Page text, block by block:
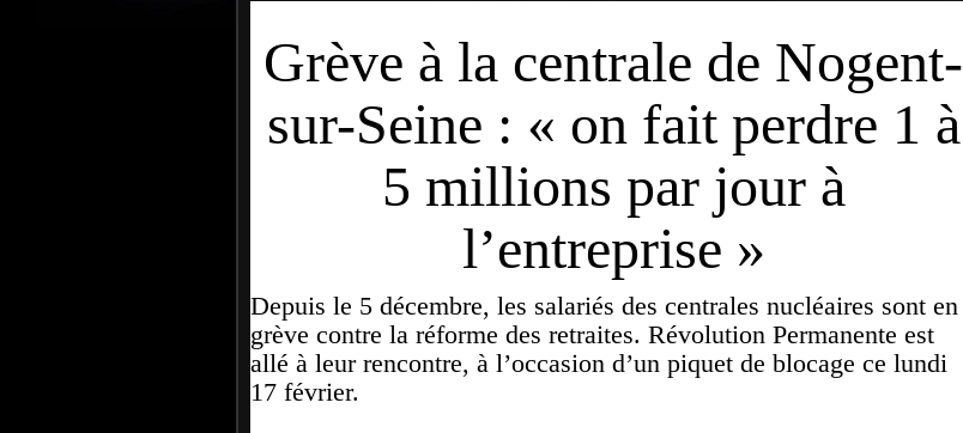
Grève à la centrale de Nogent-
sur-Seine : « on fait perdre 1 à
5 millions par jour à
l’entreprise »
Depuis le 5 décembre, les salariés des centrales nucléaires sont en
grève contre la réforme des retraites. Révolution Permanente est
allé à leur rencontre, à l’occasion d’un piquet de blocage ce lundi
17 février.